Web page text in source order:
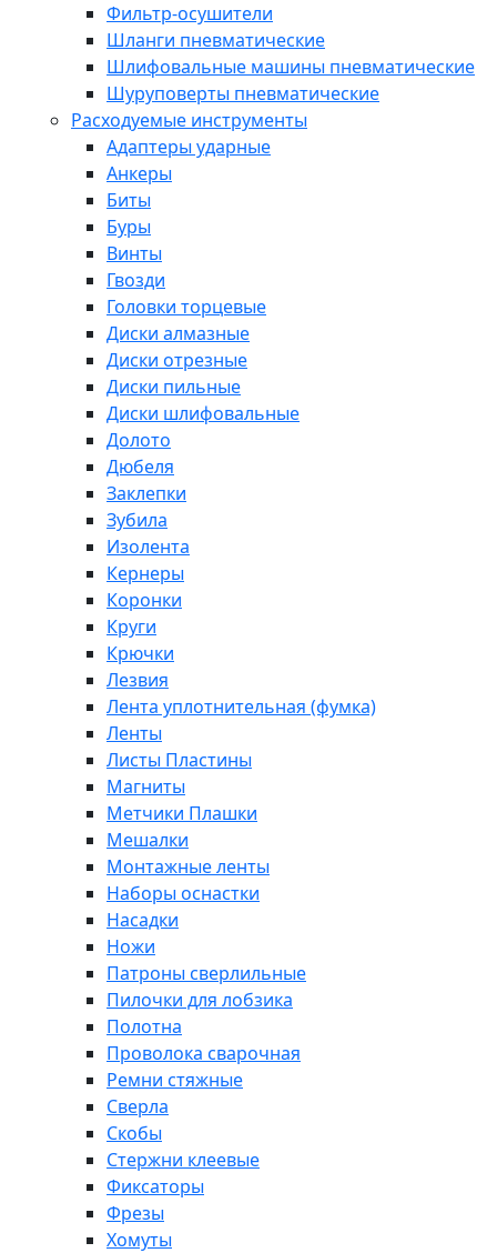
Фильтр-осушители
Шланги пневматические
Шлифовальные машины пневматические
Шуруповерты пневматические
Расходуемые инструменты
Адаптеры ударные
Анкеры
Биты
Буры
Винты
Гвозди
Головки торцевые
Диски алмазные
Диски отрезные
Диски пильные
Диски шлифовальные
Долото
Дюбеля
Заклепки
Зубила
Изолента
Кернеры
Коронки
Круги
Крючки
Лезвия
Лента уплотнительная (фумка)
Ленты
Листы Пластины
Магниты
Метчики Плашки
Мешалки
Монтажные ленты
Наборы оснастки
Насадки
Ножи
Патроны сверлильные
Пилочки для лобзика
Полотна
Проволока сварочная
Ремни стяжные
Сверла
Скобы
Стержни клеевые
Фиксаторы
Фрезы
Хомуты